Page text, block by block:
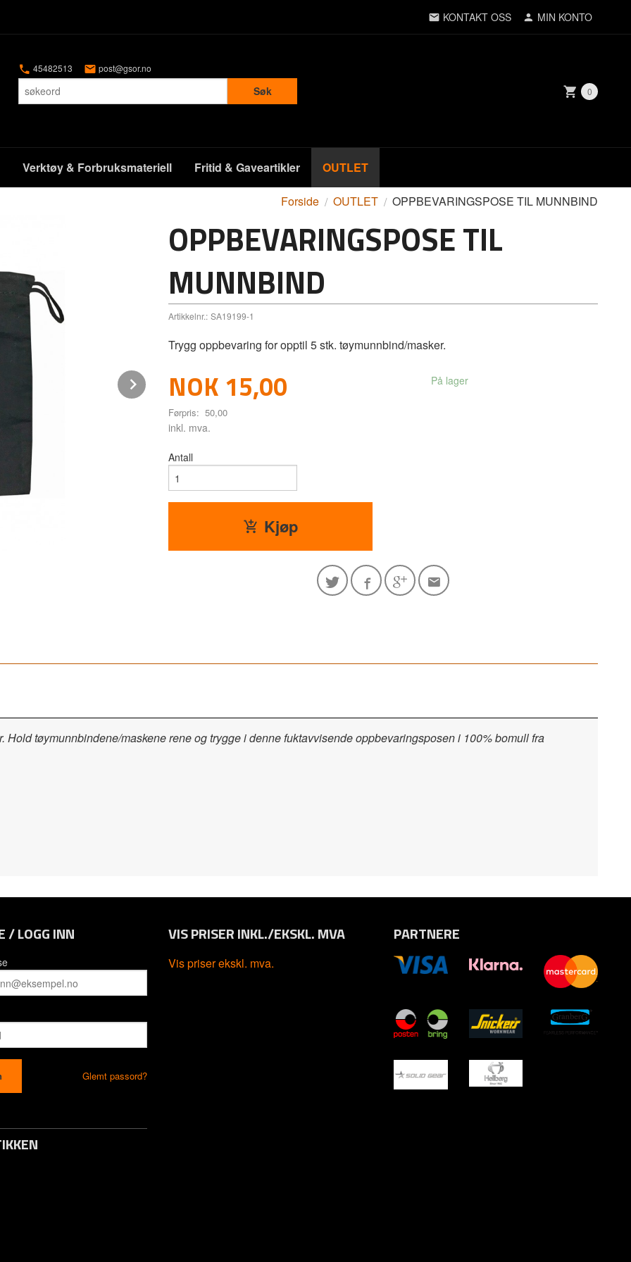
KONTAKT OSS MIN KONTO
45482513 post@gsor.no
Søk 0
Verktøy & Forbruksmateriell Fritid & Gaveartikler OUTLET
Forside OUTLET OPPBEVARINGSPOSE TIL MUNNBIND
Next
OPPBEVARINGSPOSE TIL
MUNNBIND
Artikkelnr.: SA19199-1
Trygg oppbevaring for opptil 5 stk. tøymunnbind/masker.
Tilbud
NOK 15,00
Førpris: 50,00
Rabatt
inkl. mva.
På lager
Antall
Kjøp
Hold tøymunnbindene/maskene rene og trygge i denne fuktavvisende oppbevaringsposen i 100% bomull fra
/ LOGG INN
Glemt passord?
VIS PRISER INKL./EKSKL. MVA
Vis priser ekskl. mva.
PARTNERE